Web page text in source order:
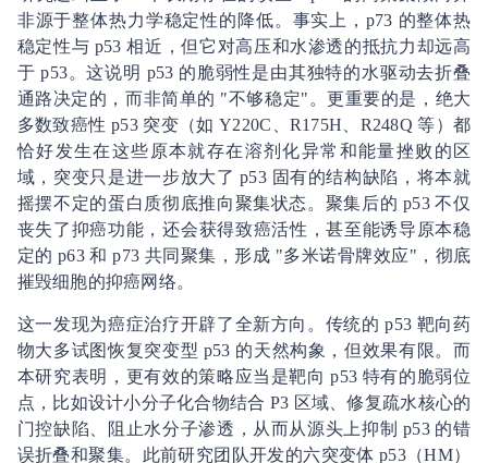
非源于整体热力学稳定性的降低。事实上，p73 的整体热
稳定性与 p53 相近，但它对高压和水渗透的抵抗力却远高
于 p53。这说明 p53 的脆弱性是由其独特的水驱动去折叠
通路决定的，而非简单的 "不够稳定"。更重要的是，绝大
多数致癌性 p53 突变（如 Y220C、R175H、R248Q 等）都
恰好发生在这些原本就存在溶剂化异常和能量挫败的区
域，突变只是进一步放大了 p53 固有的结构缺陷，将本就
摇摆不定的蛋白质彻底推向聚集状态。聚集后的 p53 不仅
丧失了抑癌功能，还会获得致癌活性，甚至能诱导原本稳
定的 p63 和 p73 共同聚集，形成 "多米诺骨牌效应"，彻底
摧毁细胞的抑癌网络。
这一发现为癌症治疗开辟了全新方向。传统的 p53 靶向药
物大多试图恢复突变型 p53 的天然构象，但效果有限。而
本研究表明，更有效的策略应当是靶向 p53 特有的脆弱位
点，比如设计小分子化合物结合 P3 区域、修复疏水核心的
门控缺陷、阻止水分子渗透，从而从源头上抑制 p53 的错
误折叠和聚集。此前研究团队开发的六突变体 p53（HM）